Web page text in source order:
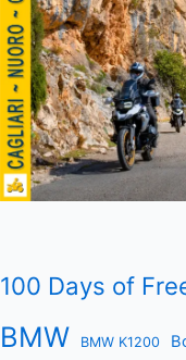
100 Days of
BMW BMW K1200